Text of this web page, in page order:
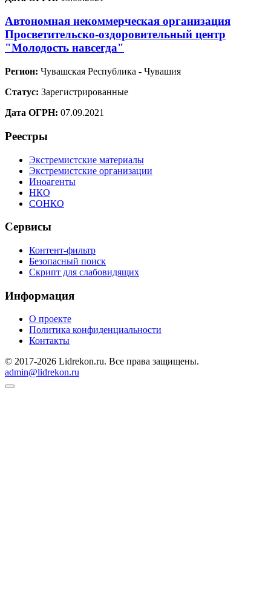
Автономная некоммерческая организация
Просветительско-оздоровительный центр
"Молодость навсегда"
Регион: Чувашская Республика - Чувашия
Статус: Зарегистрированные
Дата ОГРН: 07.09.2021
Реестры
Экстремистские материалы
Экстремистские организации
Иноагенты
НКО
СОНКО
Сервисы
Контент-фильтр
Безопасный поиск
Скрипт для слабовидящих
Информация
О проекте
Политика конфиденциальности
Контакты
© 2017-2026 Lidrekon.ru. Все права защищены.
admin@lidrekon.ru